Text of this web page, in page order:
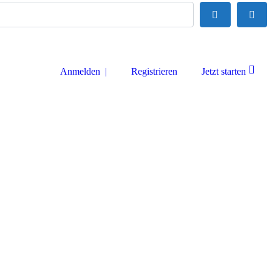
Anmelden | Registrieren Jetzt starten